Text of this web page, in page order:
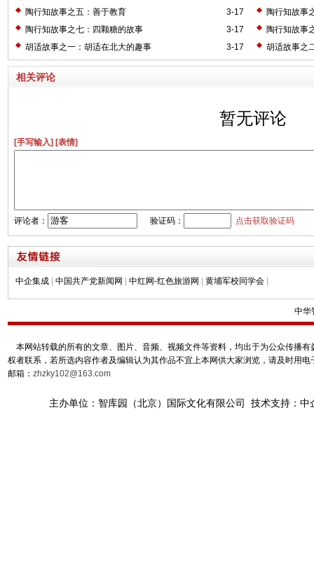
3-17
陶行知故事之五：善于教育
陶行知故事
3-17
陶行知故事之七：四颗糖的故事
陶行知故事
3-17
胡适故事之一：胡适在北大的趣事 胡适故事之
相关评论
暂无评论
[手写输入] [表情]
评论者： 验证码： 点击获取验证码
中企集成 中国共产党新闻网 中红网-红色旅游网 黄埔军校同学会
中华
本网站转载的所有的文章、图片、音频、视频文件等资料，均出于为公众传播
权者联系，若所选内容作者及编辑认为其作品不宜上本网供大家浏览，请及时用
邮箱： zhzky102@163.com
主办单位：智库园（北京）国际文化有限公司 技术支持：